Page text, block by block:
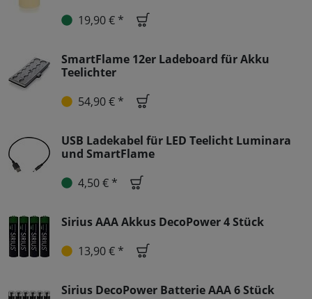
19,90 € *
SmartFlame 12er Ladeboard für Akku
Teelichter
54,90 € *
USB Ladekabel für LED Teelicht Luminara
und SmartFlame
4,50 € *
Sirius AAA Akkus DecoPower 4 Stück
13,90 € *
Sirius DecoPower Batterie AAA 6 Stück